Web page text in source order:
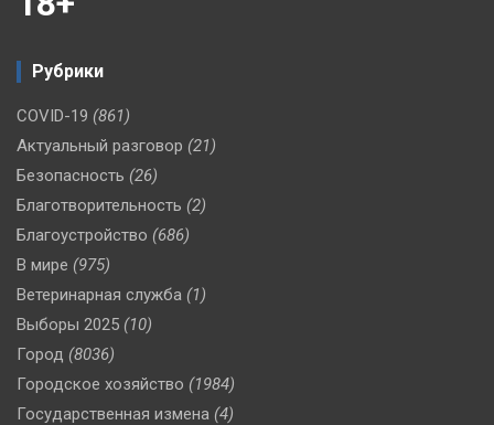
Рубрики
COVID-19 (861)
Актуальный разговор (21)
Безопасность (26)
Благотворительность (2)
Благоустройство (686)
В мире (975)
Ветеринарная служба (1)
Выборы 2025 (10)
Город (8036)
Городское хозяйство (1984)
Государственная измена (4)